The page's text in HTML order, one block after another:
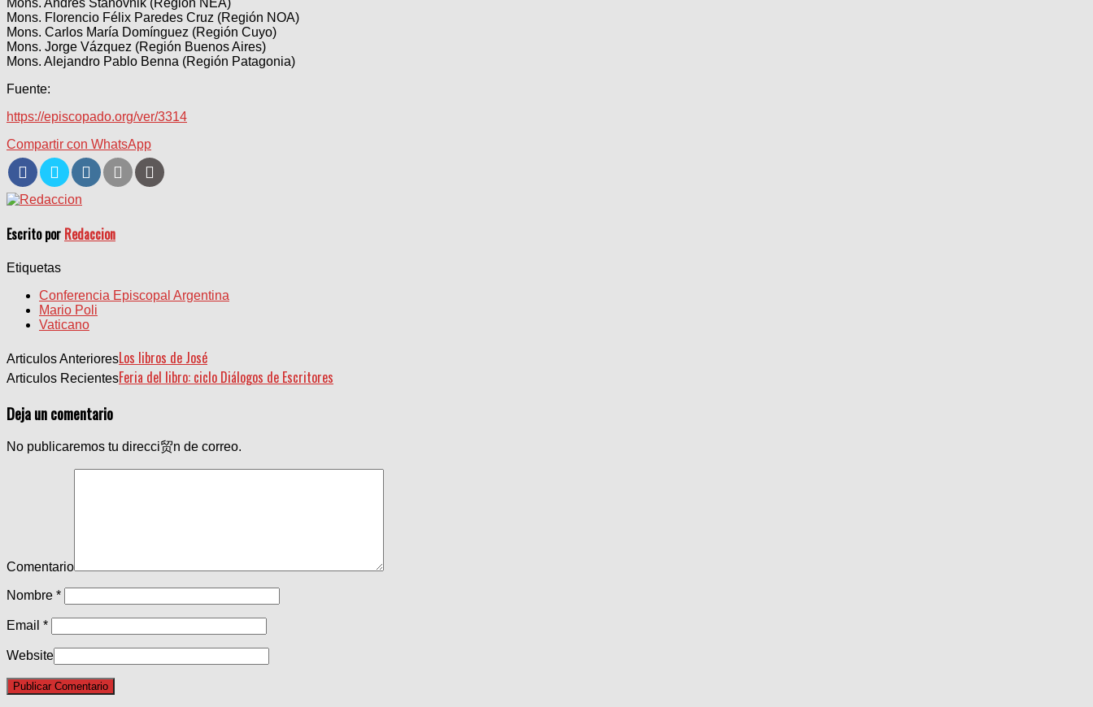
Mons. Florencio Félix Paredes Cruz (Región NOA)
Mons. Carlos María Domínguez (Región Cuyo)
Mons. Jorge Vázquez (Región Buenos Aires)
Mons. Alejandro Pablo Benna (Región Patagonia)
Fuente:
https://episcopado.org/ver/3314
Compartir con WhatsApp
Escrito por Redaccion
Etiquetas
Conferencia Episcopal Argentina
Mario Poli
Vaticano
Articulos AnterioresLos libros de José
Articulos RecientesFeria del libro: ciclo Diálogos de Escritores
Deja un comentario
No publicaremos tu direcci贸n de correo.
Comentario
Nombre *
Email *
Website